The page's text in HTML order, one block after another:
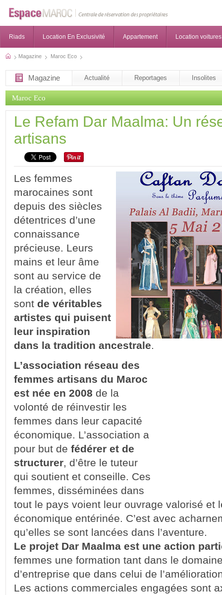
Riads Location En Exclusivité Appartement Location voitures
Magazine Maroc Eco
Magazine Actualité Reportages Insolites
Maroc Eco
Le Refam Dar Maalma: Un
artisans
Les femmes
marocaines sont
depuis des siècles
détentrices d’une
connaissance
précieuse. Leurs
mains et leur âme
sont au service de
la création, elles
sont de véritables
artistes qui puisent
leur inspiration
dans la tradition ancestrale.
L’association réseau des
femmes artisans du Maroc
est née en 2008 de la
volonté de réinvestir les
femmes dans leur capacité
économique. L’association a
pour but de fédérer et de
structurer, d’être le tuteur
qui soutient et conseille. Ces
femmes, disséminées dans
tout le pays voient leur ouvrage valorisé et
économique entérinée. C’est avec
qu’elles se sont lancées dans l’aventure.
Le projet Dar Maalma est une action
femmes une formation tant dans le
d’entreprise que dans celui de
Les actions commerciales engagées sont